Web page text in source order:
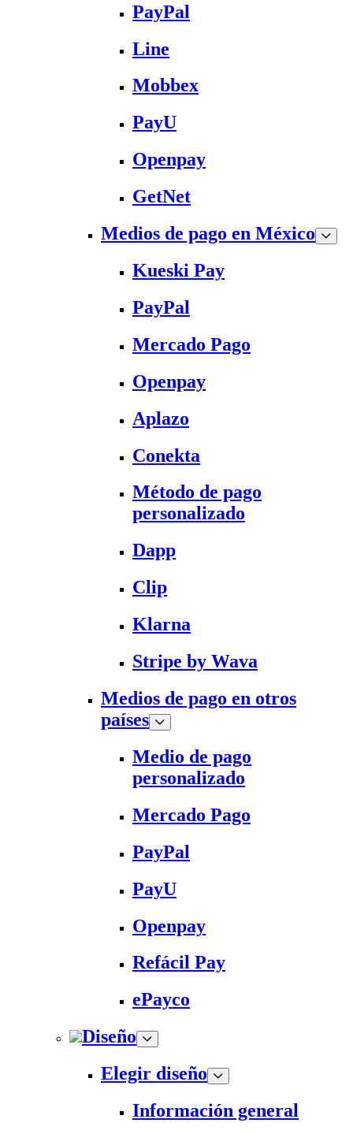
PayPal
Line
Mobbex
PayU
Openpay
GetNet
Medios de pago en México
Kueski Pay
PayPal
Mercado Pago
Openpay
Aplazo
Conekta
Método de pago
personalizado
Dapp
Clip
Klarna
Stripe by Wava
Medios de pago en otros
países
Medio de pago
personalizado
Mercado Pago
PayPal
PayU
Openpay
Refácil Pay
ePayco
Diseño
Elegir diseño
Información general